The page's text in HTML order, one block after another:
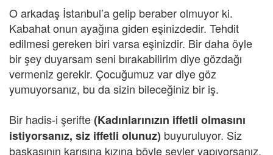
O arkadaş İstanbul’a gelip beraber olmuyor ki.
Kabahat onun ayağına giden eşinizdedir. Tehdit
edilmesi gereken biri varsa eşinizdir. Bir daha öyle
bir şey duyarsam seni bırakabilirim diye gözdağı
vermeniz gerekir. Çocuğumuz var diye göz
yumuyorsanız, bu da sizin bileceğiniz bir iş.
Bir hadis-i şerifte(Kadınlarınızın iffetli olmasını
istiyorsanız, siz iffetli olunuz) buyuruluyor. Siz
başkasının karısına kızına böyle şeyler yapıyorsanız,